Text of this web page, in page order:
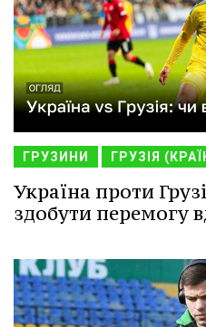
ГРУЗИНИ ГРУЗІЯ
Україна проти
здобути перемогу